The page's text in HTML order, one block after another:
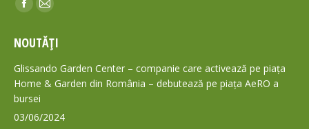
Facebook
opens
in
new
window
Mail
opens
in
new
NOUTĂȚI
Glissando Garden Center – companie care activează pe piața
Home & Garden din România – debutează pe piața AeRO a
bursei
03/06/2024